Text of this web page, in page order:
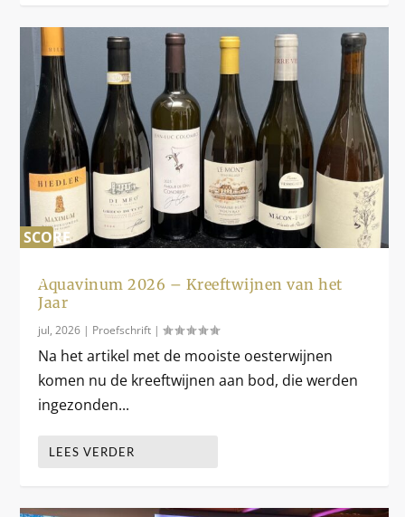
SCORE
%
Aquavinum 2026 – Kreeftwijnen van het
Jaar
jul, 2026 | Proefschrift |
Na het artikel met de mooiste oesterwijnen
komen nu de kreeftwijnen aan bod, die werden
ingezonden...
LEES VERDER